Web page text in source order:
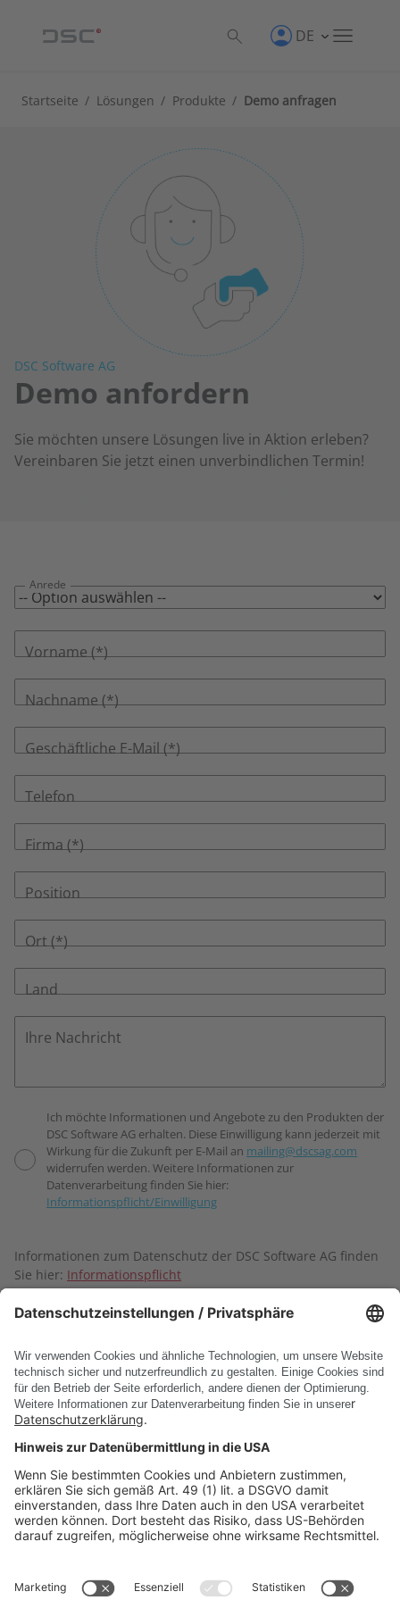
DE
Startseite / Lösungen / Produkte / Demo anfragen
DSC Software AG
Demo anfordern
Sie möchten unsere Lösungen live in Aktion erleben?
Vereinbaren Sie jetzt einen unverbindlichen Termin!
Anrede
Vorname
Nachname
Geschäftliche E-Mail
Telefon
Firma
Position
Ort
Land
Ihre Nachricht
Ich möchte Informationen und Angebote zu den Produkten der
DSC Software AG erhalten. Diese Einwilligung kann jederzeit mit
Wirkung für die Zukunft per E-Mail an mailing@dscsag.com
widerrufen werden. Weitere Informationen zur
Datenverarbeitung finden Sie hier:
Informationspflicht/Einwilligung
Informationen zum Datenschutz der DSC Software AG finden
Sie hier: Informationspflicht
Absenden
* Pflichtfelder